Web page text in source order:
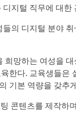
지털 직무에 대한
의 디지털 분야 취
희망하는 여성을
한다. 교육생들은
기본 역량을 갖추
콘텐츠를 제작하